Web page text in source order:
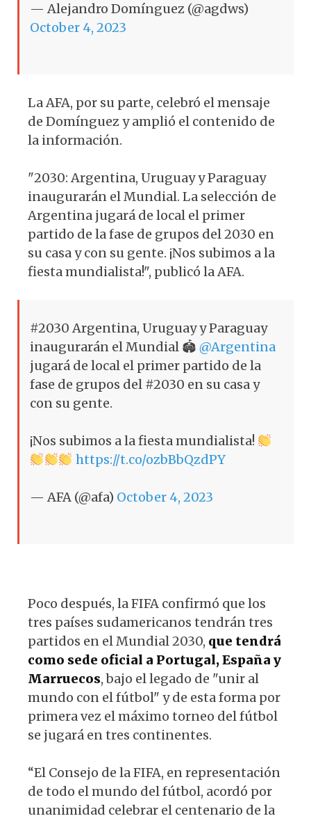
— Alejandro Domínguez (@agdws)
October 4, 2023
La AFA, por su parte, celebró el mensaje
de Domínguez y amplió el contenido de
la información.
"2030: Argentina, Uruguay y Paraguay
inaugurarán el Mundial. La selección de
Argentina jugará de local el primer
partido de la fase de grupos del 2030 en
su casa y con su gente. ¡Nos subimos a la
fiesta mundialista!", publicó la AFA.
#2030 Argentina, Uruguay y Paraguay
inaugurarán el Mundial 🏟 @Argentina
jugará de local el primer partido de la
fase de grupos del #2030 en su casa y
con su gente.
¡Nos subimos a la fiesta mundialista!
https://t.co/ozbBbQzdPY
— AFA (@afa) October 4, 2023
Poco después, la FIFA confirmó que los
tres países sudamericanos tendrán tres
partidos en el Mundial 2030, que tendrá
como sede oficial a Portugal, España y
Marruecos, bajo el legado de "unir al
mundo con el fútbol" y de esta forma por
primera vez el máximo torneo del fútbol
se jugará en tres continentes.
“El Consejo de la FIFA, en representación
de todo el mundo del fútbol, ​​acordó por
unanimidad celebrar el centenario de la